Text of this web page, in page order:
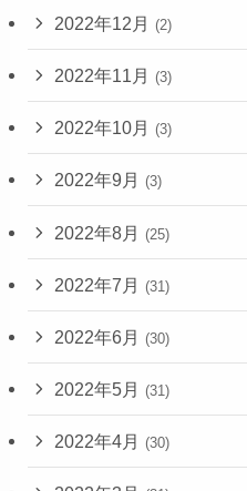
2022年12月 (2)
2022年11月 (3)
2022年10月 (3)
2022年9月 (3)
2022年8月 (25)
2022年7月 (31)
2022年6月 (30)
2022年5月 (31)
2022年4月 (30)